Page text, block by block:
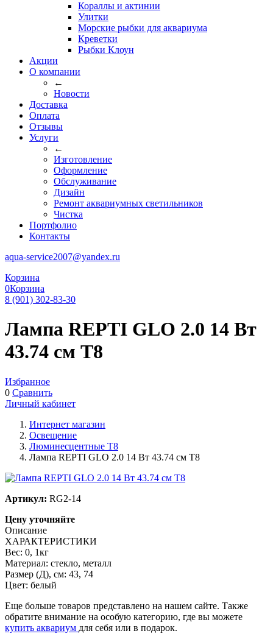
Кораллы и актинии
Улитки
Морские рыбки для аквариума
Креветки
Рыбки Клоун
Акции
О компании
←
Новости
Доставка
Оплата
Отзывы
Услуги
←
Изготовление
Оформление
Обслуживание
Дизайн
Ремонт аквариумных светильников
Чистка
Портфолио
Контакты
aqua-service2007@yandex.ru
Корзина
0Корзина
8 (901) 302-83-30
Лампа REPTI GLO 2.0 14 Bт
43.74 см Т8
Избранное
0 Сравнить
Личный кабинет
Интернет магазин
Освещение
Люминесцентные Т8
Лампа REPTI GLO 2.0 14 Bт 43.74 см Т8
Артикул: RG2-14
Цену уточняйте
Описание
ХАРАКТЕРИСТИКИ
Вес: 0, 1кг
Материал: стекло, металл
Размер (Д), см: 43, 74
Цвет: белый
Еще больше товаров представлено на нашем сайте. Также
обратите внимание на особую категорию, где вы можете
купить аквариум для себя или в подарок.